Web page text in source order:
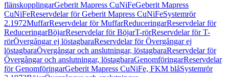
flänskopplingarGeberit Mapress CuNiFeGeberit Mapress
CuNiFeReservdelar för Geberit Mapress CuNiFeSystemrör
2.1972MuffarReservdelar för MuffarReduceringarReservdelar för
ReduceringarBöjarReservdelar för BöjarT-rörReservdelar för T-
rörÖvergångar ej löstagbaraReservdelar för Övergångar ej
löstagbaraÖvergångar och anslutningar, löstagbaraReservdelar för
Övergångar och anslutningar, löstagbaraGenomföringarReservdelar
för GenomföringarGeberit Mapress CuNiFe, FKM blåSystemrör